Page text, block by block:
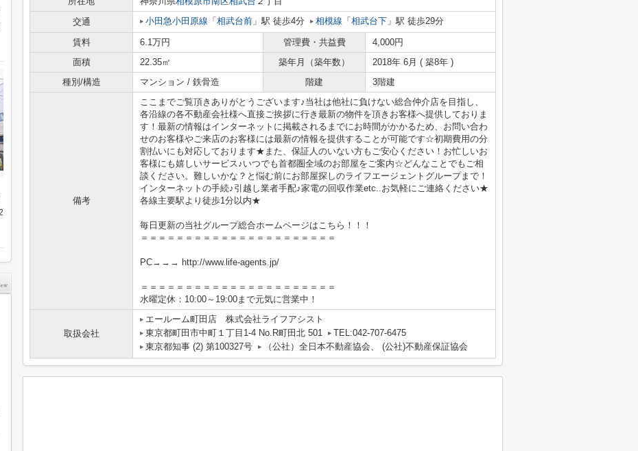
交通
小田急小田原線 「 相武台前 」駅 徒歩4分 相模線 「 相武台下 」駅 徒歩29分
賃料 6.1万円 管理費・共益費
4,000円
面積
22.35㎡ 築年月（築年数）
2018年 6月 ( 築8年 )
種別/構造
マンション / 鉄骨造 階建 3階建
備考
ここまでご覧頂きありがとうございます♪当社は他社に負けない総合仲介店を目指し、
各沿線の各不動産会社様へ直接ご挨拶に行き最新の物件を頂きお客様へ提供しておりま
す！最新の情報はインターネットに掲載されるまでにお時間がかかるため、お問い合わ
せのお客様やご来店のお客様には最新の情報を提供することが可能です☆初期費用の分
割払いにも対応しております★また、保証人のいない方もご安心ください！お忙しいお
客様にも嬉しいサービス♪いつでも首都圏全域のお部屋をご案内☆どんなことでもご相
談ください。難しいかな？と悩む前にお部屋探しのライフエージェントグループまで！
インターネットの手続♪引越し業者手配♪家電の回収作業etc..お気軽にご連絡ください★
各線主要駅より徒歩1分以内★
毎日更新の当社グループ総合ホームページはこちら！！！
＝＝＝＝＝＝＝＝＝＝＝＝＝＝＝＝＝＝＝＝＝＝
PC→→→ http://www.life-agents.jp/
＝＝＝＝＝＝＝＝＝＝＝＝＝＝＝＝＝＝＝＝＝＝
水曜定休：10:00～19:00まで元気に営業中！
取扱会社
エールーム町田店 株式会社ライフアシスト
東京都町田市中町１丁目1-4 No.R町田北 501
TEL:042-707-6475
東京都知事 (2) 第100327号
（公社）全日本不動産協会、 (公社)不動産保証協会